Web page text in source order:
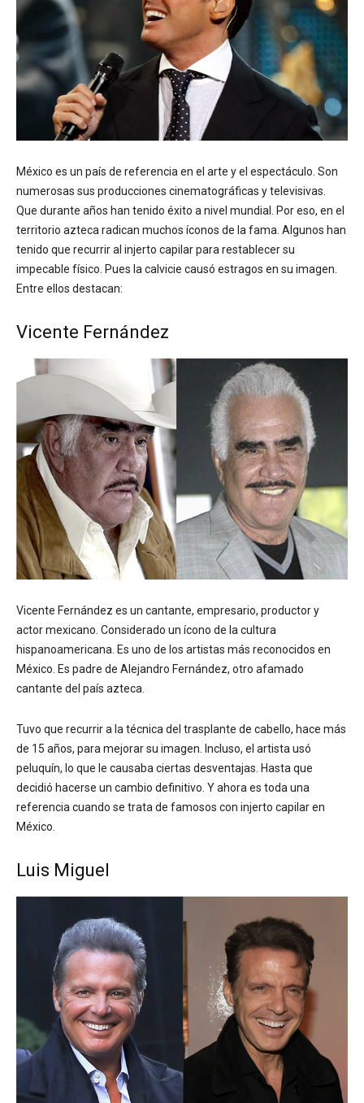
México es un país de referencia en el arte y el espectáculo. Son
numerosas sus producciones cinematográficas y televisivas.
Que durante años han tenido éxito a nivel mundial. Por eso, en el
territorio azteca radican muchos íconos de la fama. Algunos han
tenido que recurrir al injerto capilar para restablecer su
impecable físico. Pues la calvicie causó estragos en su imagen.
Entre ellos destacan:
Vicente Fernández
Vicente Fernández es un cantante, empresario, productor y
actor mexicano. Considerado un ícono de la cultura
hispanoamericana. Es uno de los artistas más reconocidos en
México. Es padre de Alejandro Fernández, otro afamado
cantante del país azteca.
Tuvo que recurrir a la técnica del trasplante de cabello, hace más
de 15 años, para mejorar su imagen. Incluso, el artista usó
peluquín, lo que le causaba ciertas desventajas. Hasta que
decidió hacerse un cambio definitivo. Y ahora es toda una
referencia cuando se trata de famosos con injerto capilar en
México.
Luis Miguel